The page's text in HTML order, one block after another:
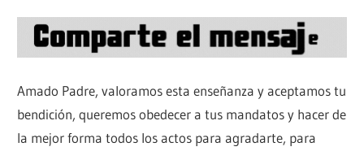
Amado Padre, valoramos esta enseñanza y aceptamos tu
bendición, queremos obedecer a tus mandatos y hacer de
la mejor forma todos los actos para agradarte, para